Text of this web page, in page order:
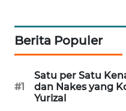
Berita Populer
#1
Satu per Satu
dan Nakes yang
Yurizal
NEWS
NEWS